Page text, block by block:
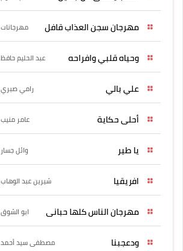
مهرجان سجن العذاب قافل مهرجانات
وحياه قلبي وافراحه عبد الحليم حافظ
علي بالي رامي صبري
أحلى حكاية عامر منيب
يا طير وائل جسار
افريقيا شيرين عبد الوهاب
مهرجان الناس كلها حبانى ابو الشوق
ودعجبنا مصطفى سيد أحمد